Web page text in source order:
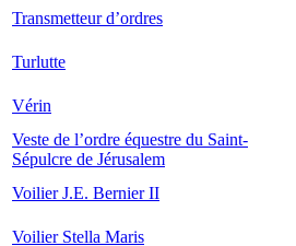
Transmetteur d’ordres
Turlutte
Vérin
Veste de l’ordre équestre du Saint-
Sépulcre de Jérusalem
Voilier J.E. Bernier II
Voilier Stella Maris